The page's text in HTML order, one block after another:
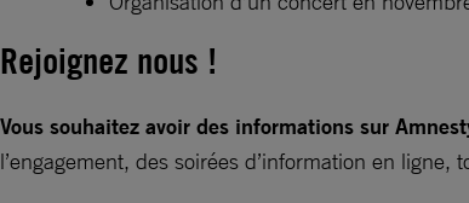
Rejoignez nous !
Vous souhaitez avoir des informations sur
l’engagement, des soirées d’information en